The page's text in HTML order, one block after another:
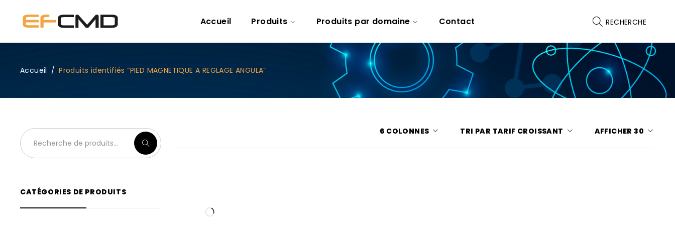
Accueil Produits Produits par domaine Contact RECHERCHE
Accueil / Produits identifiés “PIED MAGNETIQUE A REGLAGE ANGULA”
CATÉGORIES DE PRODUITS
6 COLONNES TRI PAR TARIF CROISSANT AFFICHER 30